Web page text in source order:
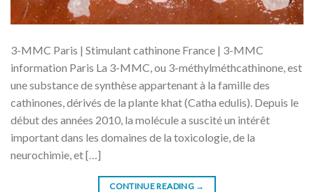
3-MMC Paris | Stimulant cathinone France | 3-MMC
information Paris La 3-MMC, ou 3-méthylméthcathinone, est
une substance de synthèse appartenant à la famille des
cathinones, dérivés de la plante khat (Catha edulis). Depuis le
début des années 2010, la molécule a suscité un intérêt
important dans les domaines de la toxicologie, de la
neurochimie, et […]
CONTINUE READING →